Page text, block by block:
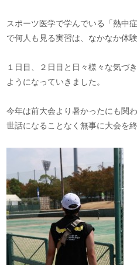
スポーツ医学で学んでいる「熱中
で何人も見る実習は、なかなか体
１日目、２日目と日々様々な気づ
ようになっていきました。
今年は前大会より暑かったにも関
世話になることなく無事に大会を